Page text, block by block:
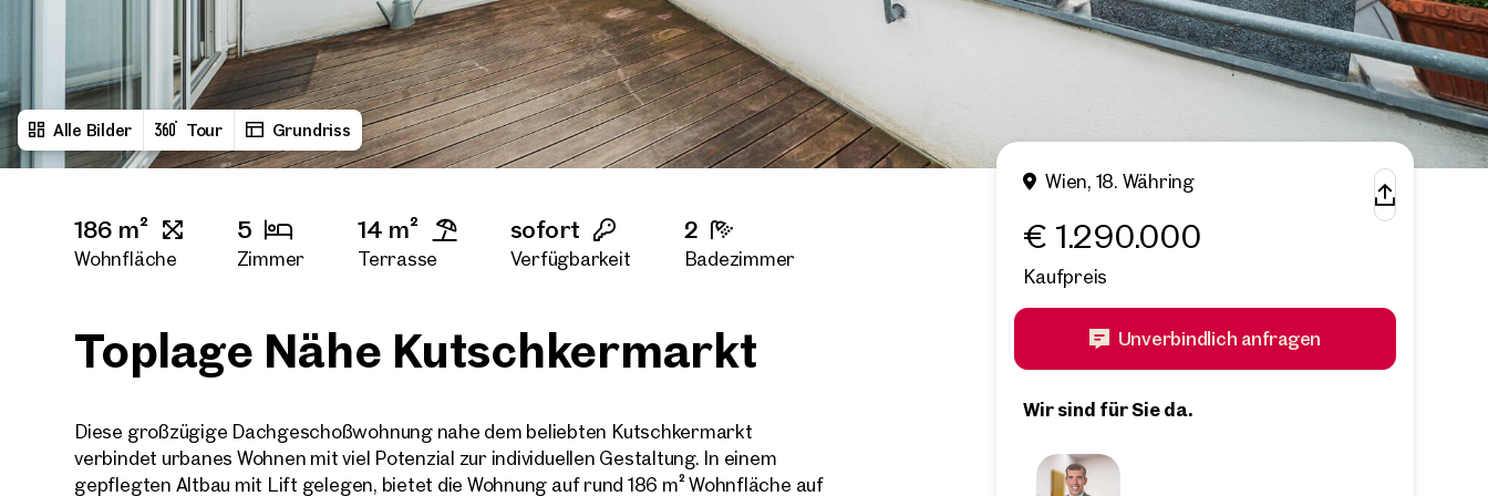
Alle Bilder Tour Grundriss
186 m²
Wohnfläche
5
Zimmer
14 m²
Terrasse
sofort
Verfügbarkeit
2
Badezimmer
Toplage Nähe Kutschkermarkt
Diese großzügige Dachgeschoßwohnung nahe dem beliebten Kutschkermarkt
verbindet urbanes Wohnen mit viel Potenzial zur individuellen Gestaltung. In einem
gepflegten Altbau mit Lift gelegen, bietet die Wohnung auf rund 186 m² Wohnfläche auf
Wien, 18. Währing
€ 1.290.000
Kaufpreis
Unverbindlich anfragen
Wir sind für Sie da.